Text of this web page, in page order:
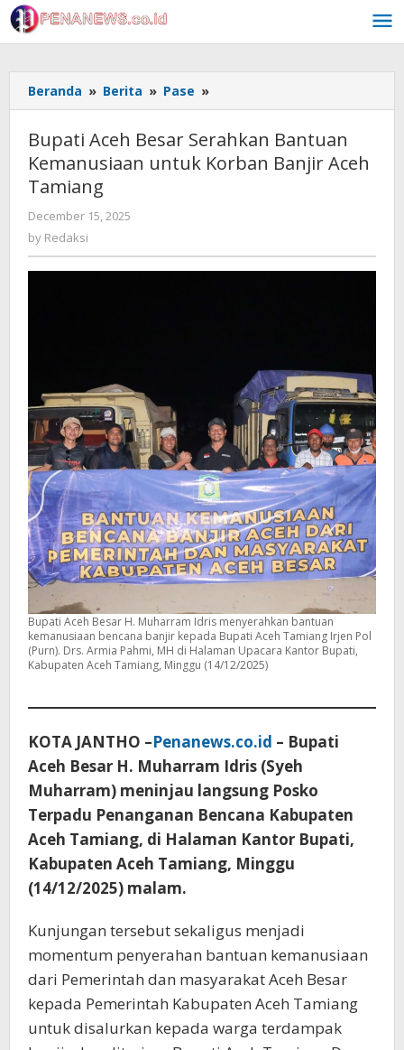
Skip
to
content
Beranda » Berita » Pase »
Aceh
Serahkan
Bantuan
Aceh
Bupati Aceh Besar Serahkan Bantuan
Kemanusiaan untuk Korban Banjir Aceh
Tamiang
December 15, 2025
by Redaksi
Bupati Aceh Besar H. Muharram Idris menyerahkan bantuan
kemanusiaan bencana banjir kepada Bupati Aceh Tamiang Irjen Pol
(Purn). Drs. Armia Pahmi, MH di Halaman Upacara Kantor Bupati,
Kabupaten Aceh Tamiang, Minggu (14/12/2025)
KOTA JANTHO –Penanews.co.id – Bupati
Aceh Besar H. Muharram Idris (Syeh
Muharram) meninjau langsung Posko
Terpadu Penanganan Bencana Kabupaten
Aceh Tamiang, di Halaman Kantor Bupati,
Kabupaten Aceh Tamiang, Minggu
(14/12/2025) malam.
Kunjungan tersebut sekaligus menjadi
momentum penyerahan bantuan kemanusiaan
dari Pemerintah dan masyarakat Aceh Besar
kepada Pemerintah Kabupaten Aceh Tamiang
untuk disalurkan kepada warga terdampak